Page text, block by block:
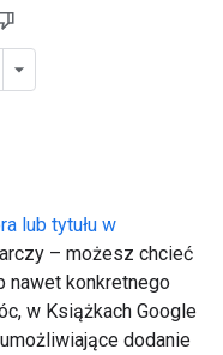
lub tytułu w
– możesz chcieć
nawet konkretnego
w Książkach Google
dodanie